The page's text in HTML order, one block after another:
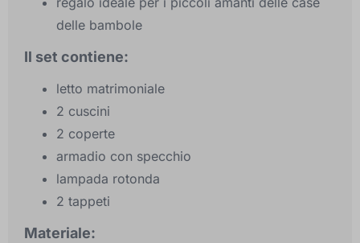
delle bambole
Il set contiene:
letto matrimoniale
2 cuscini
2 coperte
armadio con specchio
lampada rotonda
2 tappeti
Materiale: